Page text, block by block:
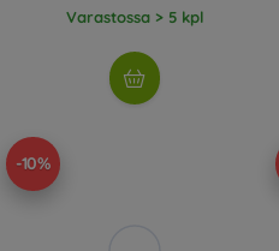
Varastossa > 5 kpl
-10%